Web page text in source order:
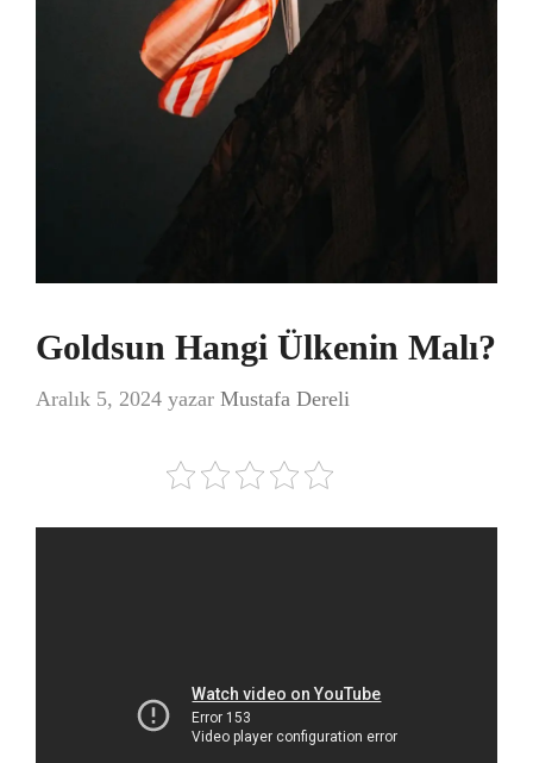
Goldsun Hangi Ülkenin Malı?
Aralık 5, 2024 yazar Mustafa Dereli